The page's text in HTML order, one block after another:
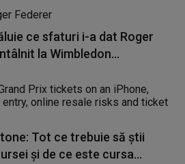
ce sfaturi i-a dat Roger
la Wimbledon...
Tot ce trebuie să știi
și de ce este cursa...